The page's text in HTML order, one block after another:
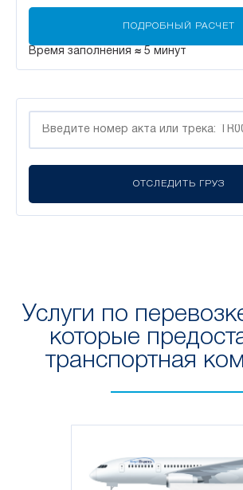
Время заполнения ≈ 5 минут
Услуги по
которые
транспортная